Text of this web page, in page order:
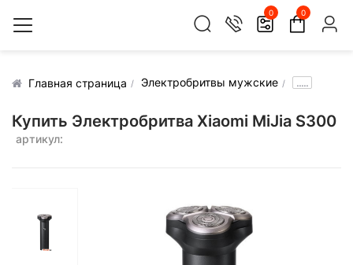
0 0
Главная страница Электробритвы мужские .....
Купить Электробритва Xiaomi MiJia S300
артикул: